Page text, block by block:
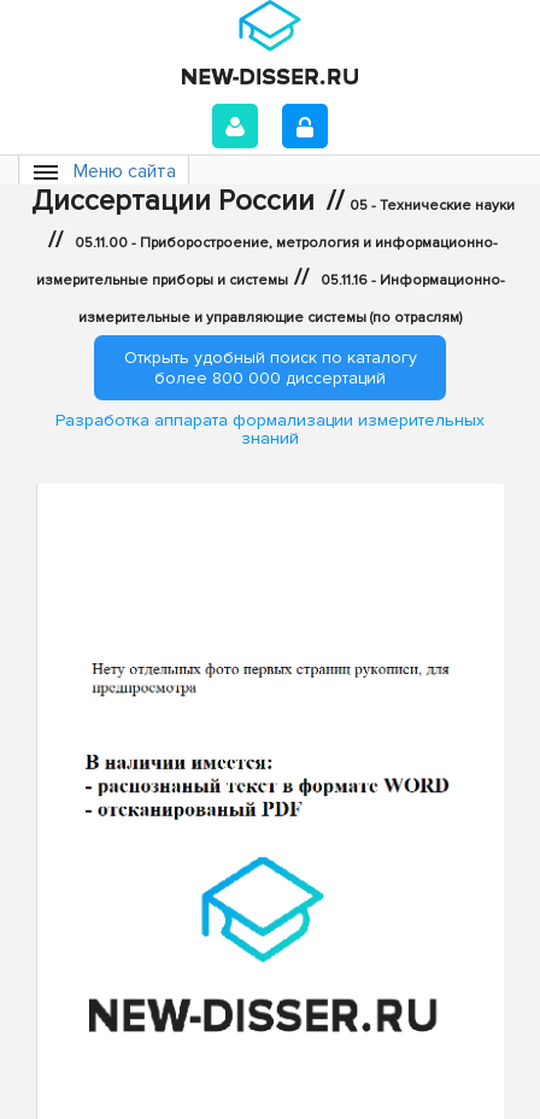
Меню сайта
Диссертации России // 05 - Технические науки
// 05.11.00 - Приборостроение, метрология и информационно-
измерительные приборы и системы // 05.11.16 - Информационно-
измерительные и управляющие системы (по отраслям)
Открыть удобный поиск по каталогу
более 800 000 диссертаций
Разработка аппарата формализации измерительных
знаний